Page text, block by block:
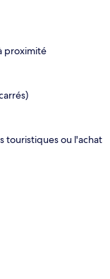
proximité
touristiques ou l'achat